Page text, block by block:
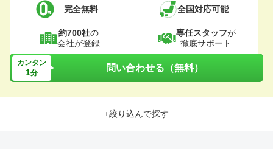
完全無料 全国対応可能
約700社の
会社が登録
専任スタッフが
徹底サポート
カンタン
1分 問い合わせる（無料）
+絞り込んで探す